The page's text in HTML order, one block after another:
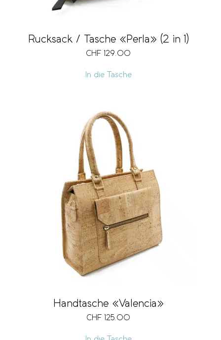
Rucksack / Tasche «Perla» (2 in 1)
CHF 129.00
In die Tasche
Handtasche «Valencia»
CHF 125.00